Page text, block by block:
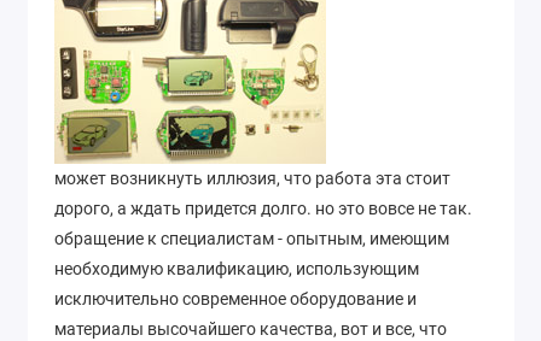
может возникнуть иллюзия, что работа эта стоит
дорого, а ждать придется долго. но это вовсе не так.
обращение к специалистам - опытным, имеющим
необходимую квалификацию, использующим
исключительно современное оборудование и
материалы высочайшего качества, вот и все, что